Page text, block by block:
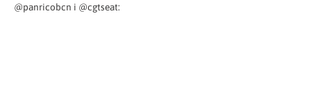
@panricobcn i @cgtseat: